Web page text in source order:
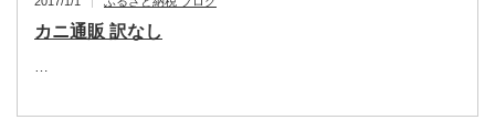
カニ通販 訳なし
…